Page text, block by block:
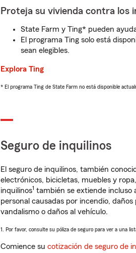
Proteja su vivienda contra los
State Farm y Ting* pueden
El programa Ting solo está
sean elegibles.
Explora Ting
* El programa Ting de State Farm no está disponible
Seguro de inquilinos
El seguro de inquilinos, también
electrónicos, bicicletas, muebles y
inquilinos1 también se extiende incluso
personal causadas por incendio,
vandalismo o daños al vehículo.
1. Por favor, consulte su póliza de seguro para ver a una
Comience su cotización de seguro de